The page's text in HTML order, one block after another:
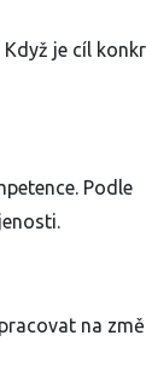
je cíl
Podle
na